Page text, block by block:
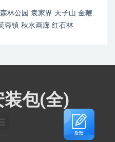
林公园 袁家界 天子山 金鞭
蓉镇 秋水画廊 红石林
装包(全)